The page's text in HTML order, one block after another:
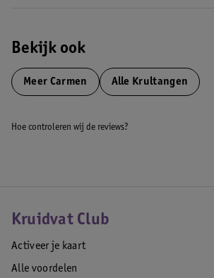
Bekijk ook
Meer Carmen Alle Krultangen
Hoe controleren wij de reviews?
Kruidvat Club
Activeer je kaart
Alle voordelen